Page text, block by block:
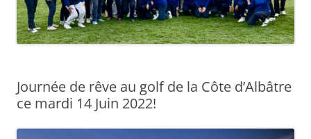
Journée de rêve au golf de la Côte d’Albâtre
ce mardi 14 Juin 2022!